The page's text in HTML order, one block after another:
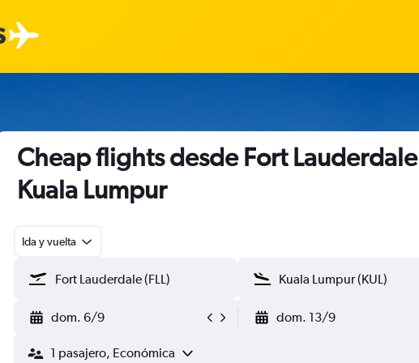
Cheap flights desde Fort
Kuala Lumpur
Ida y vuelta
dom. 6/9 dom. 13/9
1 pasajero, Económica